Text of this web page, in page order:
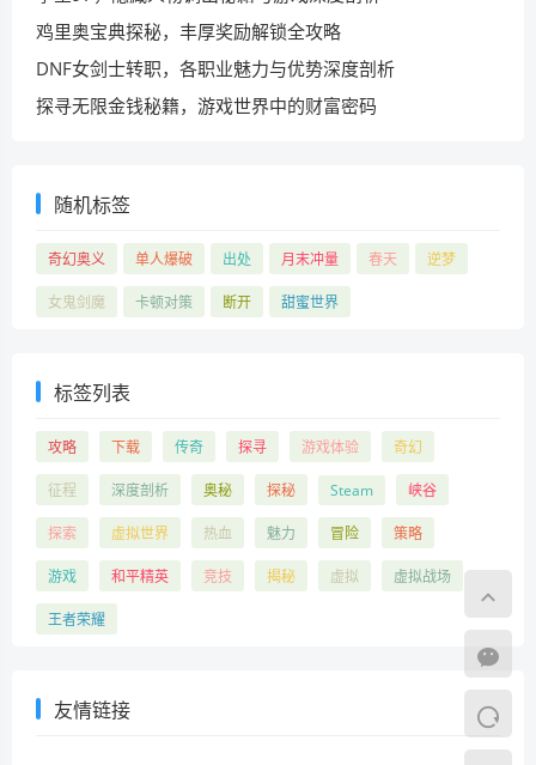
鸡里奥宝典探秘，丰厚奖励解锁全攻略
DNF女剑士转职，各职业魅力与优势深度剖析
探寻无限金钱秘籍，游戏世界中的财富密码
随机标签
奇幻奥义 单人爆破 出处 月末冲量 春天 逆梦
女鬼剑魔 卡顿对策 断开 甜蜜世界
标签列表
攻略 下载 传奇 探寻 游戏体验 奇幻
征程 深度剖析 奥秘 探秘 Steam 峡谷
探索 虚拟世界 热血 魅力 冒险 策略
游戏 和平精英 竞技 揭秘 虚拟 虚拟战场
王者荣耀
友情链接